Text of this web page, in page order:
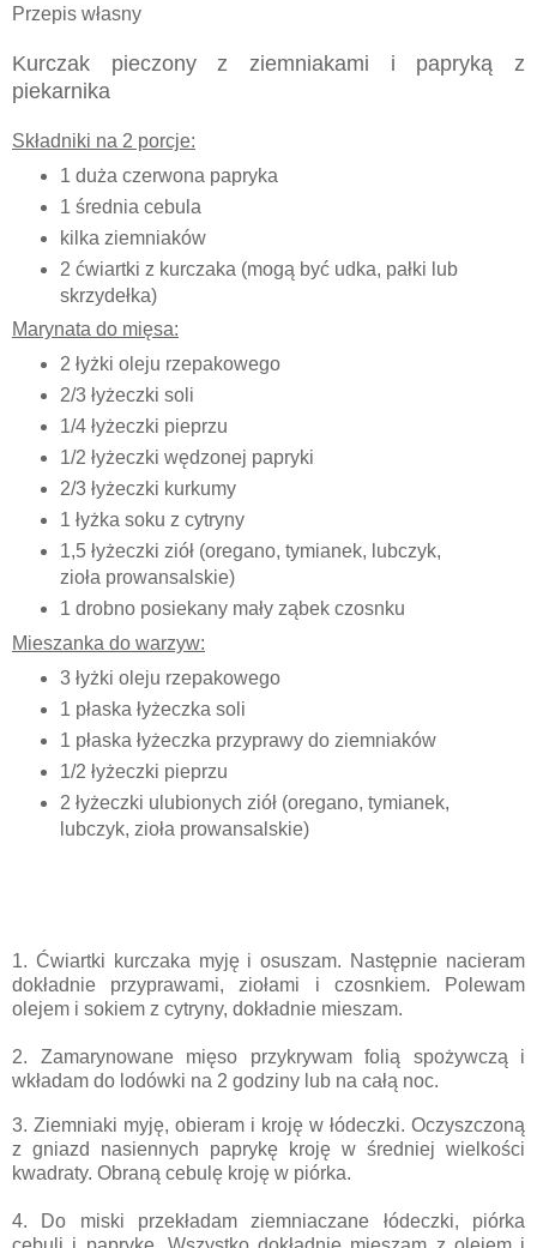
Przepis własny
Kurczak pieczony z ziemniakami i papryką z
piekarnika
Składniki na 2 porcje:
1 duża czerwona papryka
1 średnia cebula
kilka ziemniaków
2 ćwiartki z kurczaka (mogą być udka, pałki lub
skrzydełka)
Marynata do mięsa:
2 łyżki oleju rzepakowego
2/3 łyżeczki soli
1/4 łyżeczki pieprzu
1/2 łyżeczki wędzonej papryki
2/3 łyżeczki kurkumy
1 łyżka soku z cytryny
1,5 łyżeczki ziół (oregano, tymianek, lubczyk,
zioła prowansalskie)
1 drobno posiekany mały ząbek czosnku
Mieszanka do warzyw:
3 łyżki oleju rzepakowego
1 płaska łyżeczka soli
1 płaska łyżeczka przyprawy do ziemniaków
1/2 łyżeczki pieprzu
2 łyżeczki ulubionych ziół (oregano, tymianek,
lubczyk, zioła prowansalskie)
1. Ćwiartki kurczaka myję i osuszam. Następnie nacieram
dokładnie przyprawami, ziołami i czosnkiem. Polewam
olejem i sokiem z cytryny, dokładnie mieszam.
2. Zamarynowane mięso przykrywam folią spożywczą i
wkładam do lodówki na 2 godziny lub na całą noc.
3. Ziemniaki myję, obieram i kroję w łódeczki. Oczyszczoną
z gniazd nasiennych paprykę kroję w średniej wielkości
kwadraty. Obraną cebulę kroję w piórka.
4. Do miski przekładam ziemniaczane łódeczki, piórka